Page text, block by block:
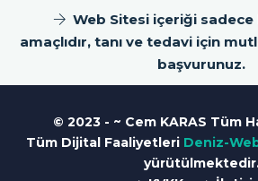
Web Sitesi içeriği
amaçlıdır, tanı ve tedavi için
başvurunuz.
© 2023 - ~ Cem KARAS Tüm
Tüm Dijital Faaliyetleri Deniz-